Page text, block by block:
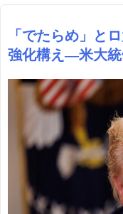
「でたらめ」と
強化構え―米大